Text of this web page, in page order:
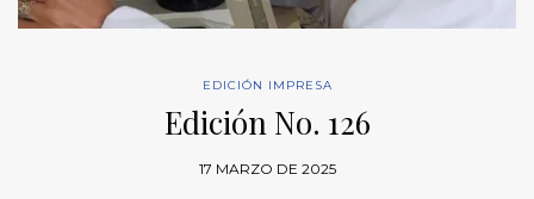
EDICIÓN IMPRESA
Edición No. 126
17 MARZO DE 2025